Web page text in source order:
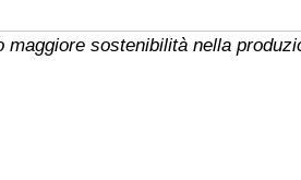
maggiore sostenibilità nella